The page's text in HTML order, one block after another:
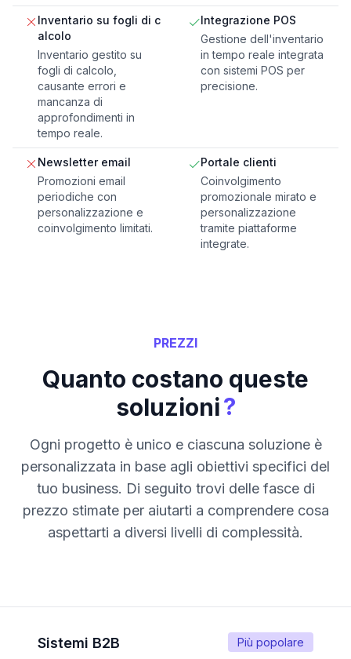
Inventario su fogli di c
alcolo
Inventario gestito su
fogli di calcolo,
causante errori e
mancanza di
approfondimenti in
tempo reale.
Integrazione POS
Gestione dell'inventario
in tempo reale integrata
con sistemi POS per
precisione.
Newsletter email
Promozioni email
periodiche con
personalizzazione e
coinvolgimento limitati.
Portale clienti
Coinvolgimento
promozionale mirato e
personalizzazione
tramite piattaforme
integrate.
PREZZI
Quanto costano queste
soluzioni?
Ogni progetto è unico e ciascuna soluzione è
personalizzata in base agli obiettivi specifici del
tuo business. Di seguito trovi delle fasce di
prezzo stimate per aiutarti a comprendere cosa
aspettarti a diversi livelli di complessità.
Più popolare
Sistemi B2B